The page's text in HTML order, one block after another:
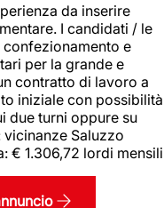
da inserire
I candidati / le
e
per la grande e
contratto di lavoro a
iniziale con possibilità
due turni oppure su
Saluzzo
€ 1.306,72 lordi mensili